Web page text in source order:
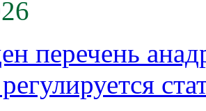
перечень